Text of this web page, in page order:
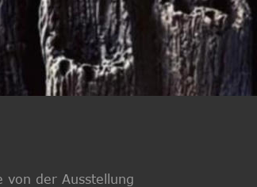
von der Ausstellung